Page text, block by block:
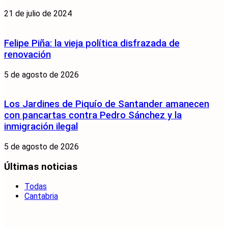
21 de julio de 2024
Felipe Piña: la vieja política disfrazada de
renovación
5 de agosto de 2026
Los Jardines de Piquío de Santander amanecen
con pancartas contra Pedro Sánchez y la
inmigración ilegal
5 de agosto de 2026
Últimas noticias
Todas
Cantabria